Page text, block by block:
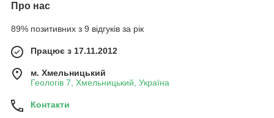
Про нас
89% позитивних з 9 відгуків за рік
Працює з 17.11.2012
м. Хмельницький
Геологів 7, Хмельницький, Україна
Контакти